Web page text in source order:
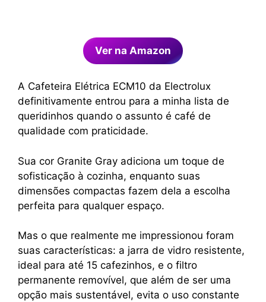
Ver na Amazon
A Cafeteira Elétrica ECM10 da Electrolux
definitivamente entrou para a minha lista de
queridinhos quando o assunto é café de
qualidade com praticidade.
Sua cor Granite Gray adiciona um toque de
sofisticação à cozinha, enquanto suas
dimensões compactas fazem dela a escolha
perfeita para qualquer espaço.
Mas o que realmente me impressionou foram
suas características: a jarra de vidro resistente,
ideal para até 15 cafezinhos, e o filtro
permanente removível, que além de ser uma
opção mais sustentável, evita o uso constante